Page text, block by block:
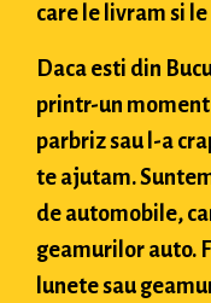
care le livram si
Daca esti din
printr-un
parbriz sau l-a
te ajutam.
de automobile,
geamurilor auto.
lunete sau